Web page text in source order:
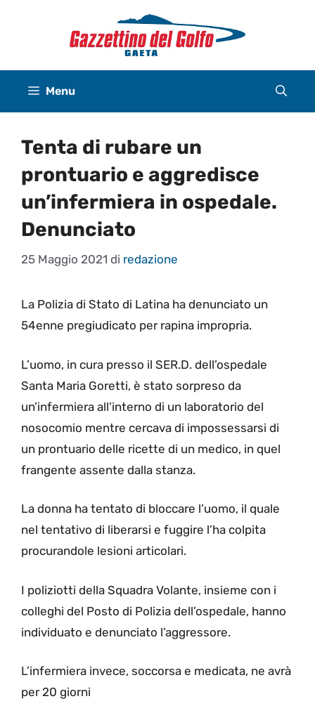
Menu
Tenta di rubare un
prontuario e aggredisce
un’infermiera in ospedale.
Denunciato
25 Maggio 2021 di redazione
La Polizia di Stato di Latina ha denunciato un
54enne pregiudicato per rapina impropria.
L’uomo, in cura presso il SER.D. dell’ospedale
Santa Maria Goretti, è stato sorpreso da
un’infermiera all’interno di un laboratorio del
nosocomio mentre cercava di impossessarsi di
un prontuario delle ricette di un medico, in quel
frangente assente dalla stanza.
La donna ha tentato di bloccare l’uomo, il quale
nel tentativo di liberarsi e fuggire l’ha colpita
procurandole lesioni articolari.
I poliziotti della Squadra Volante, insieme con i
colleghi del Posto di Polizia dell’ospedale, hanno
individuato e denunciato l’aggressore.
L’infermiera invece, soccorsa e medicata, ne avrà
per 20 giorni